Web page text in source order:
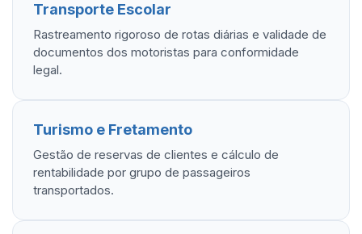
Transporte Escolar
Rastreamento rigoroso de rotas diárias e validade de
documentos dos motoristas para conformidade
legal.
Turismo e Fretamento
Gestão de reservas de clientes e cálculo de
rentabilidade por grupo de passageiros
transportados.